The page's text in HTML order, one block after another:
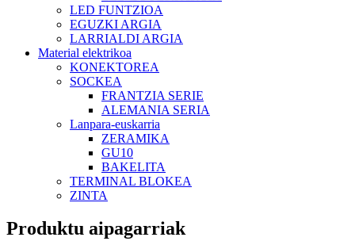
LED FUNTZIOA
EGUZKI ARGIA
LARRIALDI ARGIA
Material elektrikoa
KONEKTOREA
SOCKEA
FRANTZIA SERIE
ALEMANIA SERIA
Lanpara-euskarria
ZERAMIKA
GU10
BAKELITA
TERMINAL BLOKEA
ZINTA
Produktu aipagarriak